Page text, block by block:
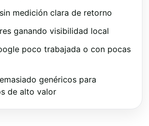
medición clara de retorno
ganando visibilidad local
poco trabajada o con pocas
genéricos para
de alto valor